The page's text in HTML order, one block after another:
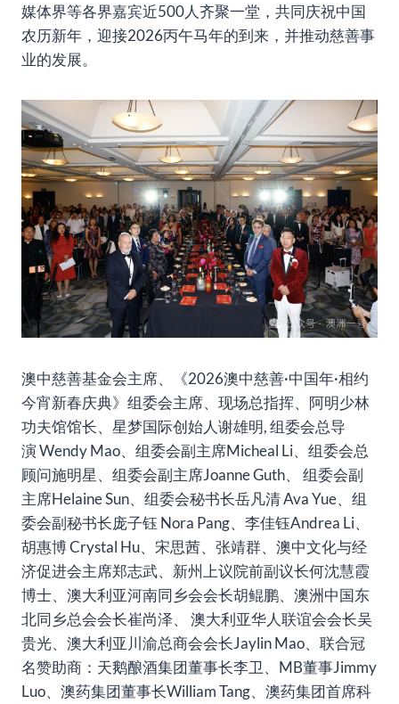
媒体界等各界嘉宾近500人齐聚一堂，共同庆祝中国
农历新年，迎接2026丙午马年的到来，并推动慈善事
业的发展。
澳中慈善基金会主席、《2026澳中慈善·中国年·相约
今宵新春庆典》组委会主席、现场总指挥、阿明少林
功夫馆馆长、星梦国际创始人谢雄明, 组委会总导
演 Wendy Mao、组委会副主席Micheal Li、组委会总
顾问施明星、组委会副主席Joanne Guth、 组委会副
主席Helaine Sun、组委会秘书长岳凡清 Ava Yue、组
委会副秘书长庞子钰 Nora Pang、李佳钰Andrea Li、
胡惠博 Crystal Hu、宋思茜、张靖群、澳中文化与经
济促进会主席郑志武、新州上议院前副议长何沈慧霞
博士、澳大利亚河南同乡会会长胡鲲鹏、澳洲中国东
北同乡总会会长崔尚泽、 澳大利亚华人联谊会会长吴
贵光、澳大利亚川渝总商会会长Jaylin Mao、联合冠
名赞助商：天鹅酿酒集团董事长李卫、MB董事Jimmy
Luo、澳药集团董事长William Tang、澳药集团首席科